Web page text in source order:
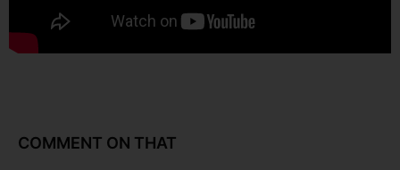
COMMENT ON THAT